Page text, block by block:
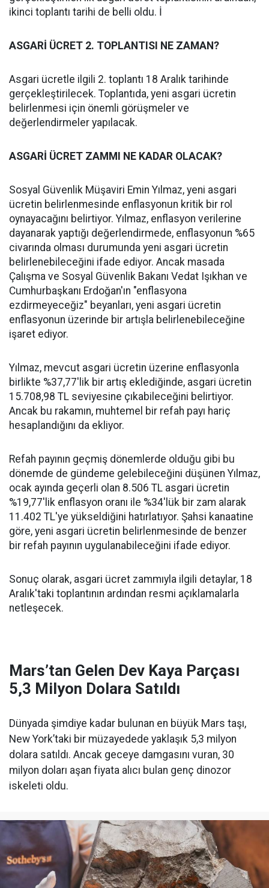
ikinci toplantı tarihi de belli oldu. İ
ASGARİ ÜCRET 2. TOPLANTISI NE ZAMAN?
Asgari ücretle ilgili 2. toplantı 18 Aralık tarihinde
gerçekleştirilecek. Toplantıda, yeni asgari ücretin
belirlenmesi için önemli görüşmeler ve
değerlendirmeler yapılacak.
ASGARİ ÜCRET ZAMMI NE KADAR OLACAK?
Sosyal Güvenlik Müşaviri Emin Yılmaz, yeni asgari
ücretin belirlenmesinde enflasyonun kritik bir rol
oynayacağını belirtiyor. Yılmaz, enflasyon verilerine
dayanarak yaptığı değerlendirmede, enflasyonun %65
civarında olması durumunda yeni asgari ücretin
belirlenebileceğini ifade ediyor. Ancak masada
Çalışma ve Sosyal Güvenlik Bakanı Vedat Işıkhan ve
Cumhurbaşkanı Erdoğan'ın "enflasyona
ezdirmeyeceğiz" beyanları, yeni asgari ücretin
enflasyonun üzerinde bir artışla belirlenebileceğine
işaret ediyor.
Yılmaz, mevcut asgari ücretin üzerine enflasyonla
birlikte %37,77'lik bir artış eklediğinde, asgari ücretin
15.708,98 TL seviyesine çıkabileceğini belirtiyor.
Ancak bu rakamın, muhtemel bir refah payı hariç
hesaplandığını da ekliyor.
Refah payının geçmiş dönemlerde olduğu gibi bu
dönemde de gündeme gelebileceğini düşünen Yılmaz,
ocak ayında geçerli olan 8.506 TL asgari ücretin
%19,77'lik enflasyon oranı ile %34'lük bir zam alarak
11.402 TL'ye yükseldiğini hatırlatıyor. Şahsi kanaatine
göre, yeni asgari ücretin belirlenmesinde de benzer
bir refah payının uygulanabileceğini ifade ediyor.
Sonuç olarak, asgari ücret zammıyla ilgili detaylar, 18
Aralık'taki toplantının ardından resmi açıklamalarla
netleşecek.
Mars’tan Gelen Dev Kaya Parçası
5,3 Milyon Dolara Satıldı
Dünyada şimdiye kadar bulunan en büyük Mars taşı,
New York’taki bir müzayedede yaklaşık 5,3 milyon
dolara satıldı. Ancak geceye damgasını vuran, 30
milyon doları aşan fiyata alıcı bulan genç dinozor
iskeleti oldu.